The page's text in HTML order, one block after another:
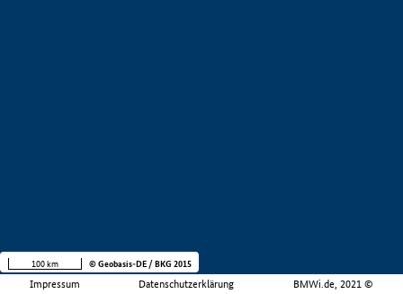
Impressum Datenschutzerklärung BMWi.de, 2021 ©
100 km © Geobasis-DE / BKG 2015